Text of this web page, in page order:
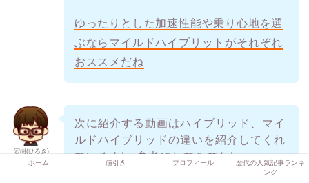
ゆったりとした加速性能や乗り心地を選
ぶならマイルドハイブリットがそれぞれ
おススメだね
宏樹(ひろき)
次に紹介する動画はハイブリッド、マイ
ルドハイブリッドの違いを紹介してくれ
ているよ! 参考にしてみてね!
ホーム 値引き プロフィール
歴代の人気記事ランキ
ング